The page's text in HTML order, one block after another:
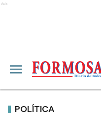
Ads
POLÍTICA